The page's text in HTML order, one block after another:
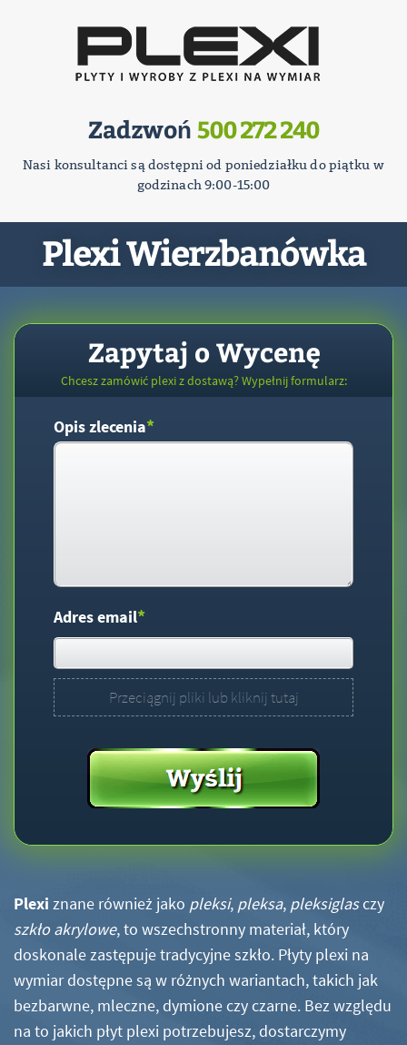
Zadzwoń 500 272 240
Nasi konsultanci są dostępni od poniedziałku do piątku w
godzinach 9:00-15:00
Plexi Wierzbanówka
Zapytaj o Wycenę
Chcesz zamówić plexi z dostawą? Wypełnij formularz:
Opis zlecenia*
Adres email*
Przeciągnij pliki lub kliknij tutaj
Plexi znane również jako pleksi, pleksa, pleksiglasczy
szkło akrylowe, to wszechstronny materiał, który
doskonale zastępuje tradycyjne szkło. Płyty plexi na
wymiar dostępne są w różnych wariantach, takich jak
bezbarwne, mleczne, dymione czy czarne. Bez względu
na to jakich płyt plexi potrzebujesz, dostarczymy